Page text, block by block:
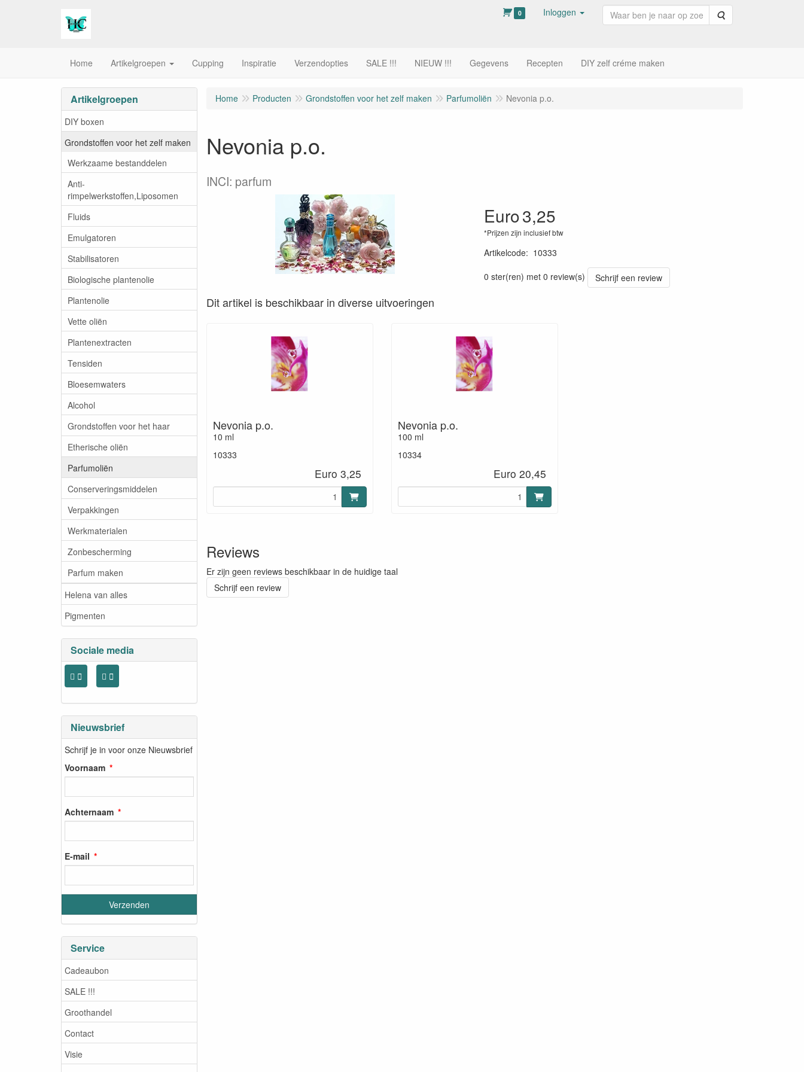
0 Inloggen Zoeken
Home Artikelgroepen Cupping Inspiratie Verzendopties SALE !!! NIEUW !!! Gegevens Recepten DIY zelf créme maken
Artikelgroepen
DIY boxen
Grondstoffen voor het zelf maken
Werkzaame bestanddelen
Anti-
rimpelwerkstoffen,Liposomen
Fluids
Emulgatoren
Stabilisatoren
Biologische plantenolie
Plantenolie
Vette oliën
Plantenextracten
Tensiden
Bloesemwaters
Alcohol
Grondstoffen voor het haar
Etherische oliën
Parfumoliën
Conserveringsmiddelen
Verpakkingen
Werkmaterialen
Zonbescherming
Parfum maken
Helena van alles
Pigmenten
Sociale media
Nieuwsbrief
Schrijf je in voor onze Nieuwsbrief
Voornaam
Achternaam
E-mail
Service
Cadeaubon
SALE !!!
Groothandel
Contact
Visie
Home Producten Grondstoffen voor het zelf maken Parfumoliën Nevonia p.o.
Nevonia p.o.
INCI: parfum
Euro3,25
*Prijzen zijn inclusief btw
Artikelcode: 10333
0 ster(ren) met 0 review(s)
Schrijf een review
Dit artikel is beschikbaar in diverse uitvoeringen
Nevonia p.o.
10 ml
10333
Euro 3,25
Nevonia p.o.
100 ml
10334
Euro 20,45
Reviews
Er zijn geen reviews beschikbaar in de huidige taal
Schrijf een review